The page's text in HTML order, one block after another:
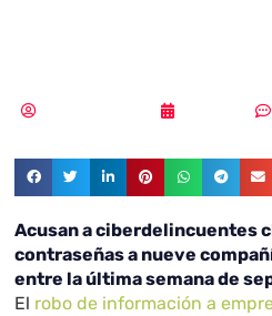
Acusan a ciberdelincuentes
contraseñas a nueve
entre la última semana de
El robo de información a